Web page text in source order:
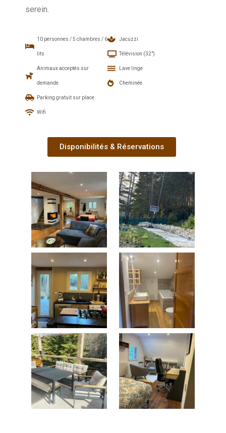
serein.
10 personnes / 5 chambres / 6
lits
Animaux acceptés sur
demande
Parking gratuit sur place
Wifi
Jacuzzi
Télévision (32")
Lave linge
Cheminée
Disponibilités & Réservations